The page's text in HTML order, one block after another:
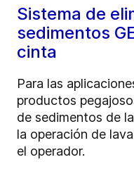
Sistema de
sedimentos
cinta
Para las
productos
de sedimentos de
la operación de
el operador.